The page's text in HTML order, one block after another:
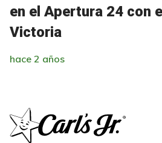
en el Apertura 24 con
Victoria
hace 2 años